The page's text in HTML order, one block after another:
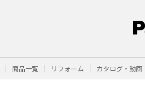
商品一覧 リフォーム カタログ・動画